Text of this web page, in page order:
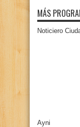
MÁS
Noticiero
Ayni